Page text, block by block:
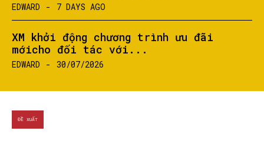
EDWARD - 7 DAYS AGO
XM khởi động chương trình ưu đãi
mớicho đối tác với...
EDWARD - 30/07/2026
ĐỀ XUẤT